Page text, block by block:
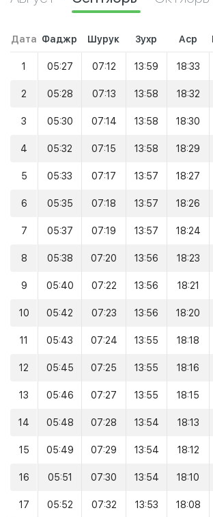
Дата Фаджр Шурук Зухр Аср
1 05:27 07:12 13:59 18:33
2 05:28 07:13 13:58 18:32
3 05:30 07:14 13:58 18:30
4 05:32 07:15 13:58 18:29
5 05:33 07:17 13:57 18:27
6 05:35 07:18 13:57 18:26
7 05:37 07:19 13:57 18:24
8 05:38 07:20 13:56 18:23
9 05:40 07:22 13:56 18:21
10 05:42 07:23 13:56 18:20
11 05:43 07:24 13:55 18:18
12 05:45 07:25 13:55 18:16
13 05:46 07:27 13:55 18:15
14 05:48 07:28 13:54 18:13
15 05:49 07:29 13:54 18:12
16 05:51 07:30 13:54 18:10
17 05:52 07:32 13:53 18:08